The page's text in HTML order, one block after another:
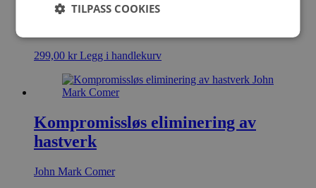
Jarle Waldemar
299,00 kr Legg i handlekurv
Kompromissløs eliminering av
hastverk
John Mark Comer
TILPASS COOKIES